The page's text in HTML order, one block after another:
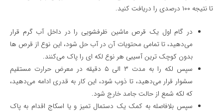
تا نتیجه ۱۰۰ درصدی را دریافت کنید.
در گام اول یک قرص ماشین ظرفشویی را در داخل آب گرم قرار
می‌دهید، تا تمامی محتویات آن در آب حل شود، این نوع از قرص ها
بدون کوچک ترین آسیبی هر نوع لکه ای را پاک می‌کنند.
سپس لکه را به مدت ۳ الی ۵ دقیقه در معرض حرارت مستقیم
سشوار قرار می‌دهید، تا ذوب شود، این کار به قدری ادامه می‌دهید،
که لکه شمع از حالت جامد خارج شود.
سپس بلافاصله به کمک یک دستمال تمیز و یا اسکاج اقدام به پاک